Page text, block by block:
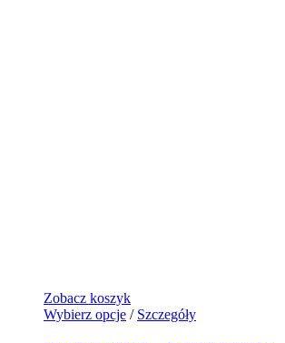
Zobacz koszyk
Wybierz opcje / Szczegóły